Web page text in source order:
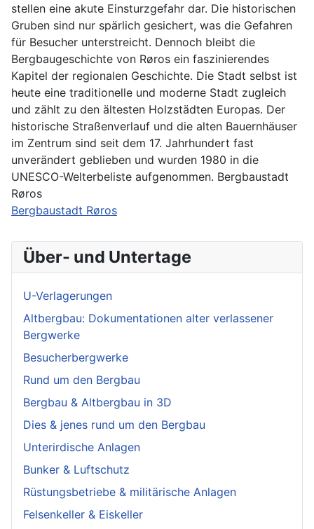
stellen eine akute Einsturzgefahr dar. Die historischen
Gruben sind nur spärlich gesichert, was die Gefahren
für Besucher unterstreicht. Dennoch bleibt die
Bergbaugeschichte von Røros ein faszinierendes
Kapitel der regionalen Geschichte. Die Stadt selbst ist
heute eine traditionelle und moderne Stadt zugleich
und zählt zu den ältesten Holzstädten Europas. Der
historische Straßenverlauf und die alten Bauernhäuser
im Zentrum sind seit dem 17. Jahrhundert fast
unverändert geblieben und wurden 1980 in die
UNESCO-Welterbeliste aufgenommen. Bergbaustadt
Røros
Bergbaustadt Røros
Über- und Untertage
U-Verlagerungen
Altbergbau: Dokumentationen alter verlassener
Bergwerke
Besucherbergwerke
Rund um den Bergbau
Bergbau & Altbergbau in 3D
Dies & jenes rund um den Bergbau
Unterirdische Anlagen
Bunker & Luftschutz
Rüstungsbetriebe & militärische Anlagen
Felsenkeller & Eiskeller